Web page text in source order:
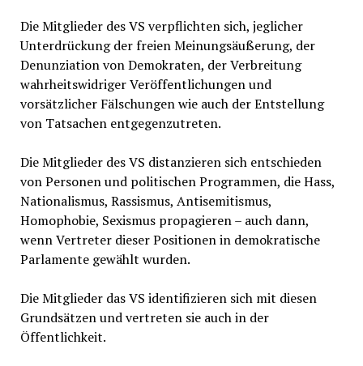
Die Mitglieder des VS verpflichten sich, jeglicher
Unterdrückung der freien Meinungsäußerung, der
Denunziation von Demokraten, der Verbreitung
wahrheitswidriger Veröffentlichungen und
vorsätzlicher Fälschungen wie auch der Entstellung
von Tatsachen entgegenzutreten.
Die Mitglieder des VS distanzieren sich entschieden
von Personen und politischen Programmen, die Hass,
Nationalismus, Rassismus, Antisemitismus,
Homophobie, Sexismus propagieren – auch dann,
wenn Vertreter dieser Positionen in demokratische
Parlamente gewählt wurden.
Die Mitglieder das VS identifizieren sich mit diesen
Grundsätzen und vertreten sie auch in der
Öffentlichkeit.